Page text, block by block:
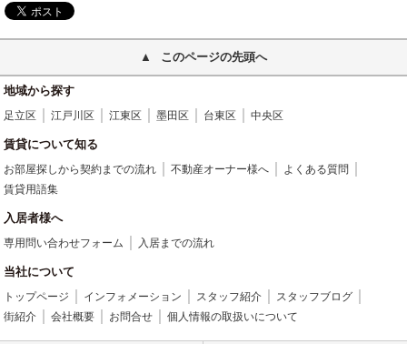
このページの先頭へ
地域から探す
足立区 江戸川区 江東区 墨田区 台東区 中央区
賃貸について知る
お部屋探しから契約までの流れ 不動産オーナー様へ
よくある質問
賃貸用語集
入居者様へ
専用問い合わせフォーム 入居までの流れ
当社について
トップページ インフォメーション スタッフ紹介
スタッフブログ
街紹介
会社概要 お問合せ 個人情報の取扱いについて